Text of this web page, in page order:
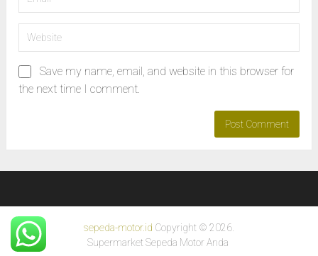
Save my name, email, and website in this browser for
the next time I comment.
sepeda-motor.id Copyright © 2026.
Supermarket Sepeda Motor Anda